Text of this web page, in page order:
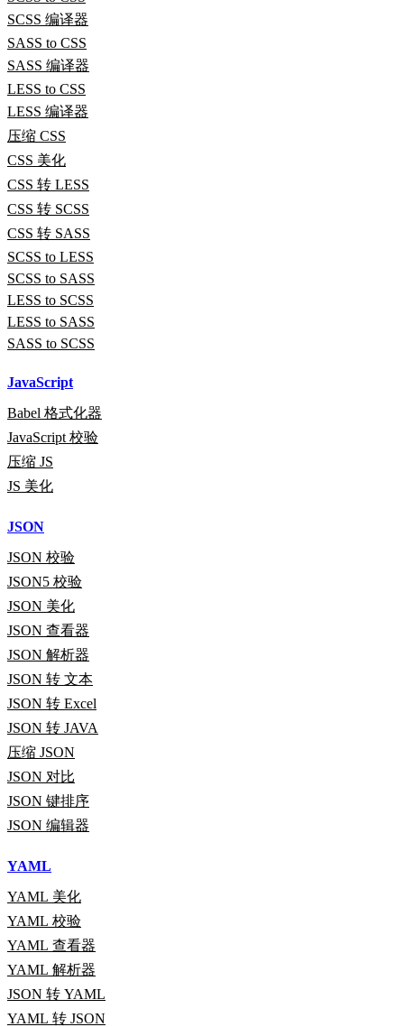
SCSS 编译器
SASS to CSS
SASS 编译器
LESS to CSS
LESS 编译器
压缩 CSS
CSS 美化
CSS 转 LESS
CSS 转 SCSS
CSS 转 SASS
SCSS to LESS
SCSS to SASS
LESS to SCSS
LESS to SASS
SASS to SCSS
JavaScript
Babel 格式化器
JavaScript 校验
压缩 JS
JS 美化
JSON
JSON 校验
JSON5 校验
JSON 美化
JSON 查看器
JSON 解析器
JSON 转 文本
JSON 转 Excel
JSON 转 JAVA
压缩 JSON
JSON 对比
JSON 键排序
JSON 编辑器
YAML
YAML 美化
YAML 校验
YAML 查看器
YAML 解析器
JSON 转 YAML
YAML 转 JSON